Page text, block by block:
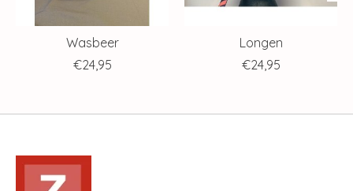
Wasbeer
€24,95
Longen
€24,95